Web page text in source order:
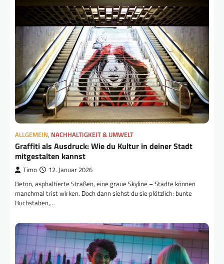
ALLGEMEIN, NACHHALTIGKEIT & UMWELT
Graffiti als Ausdruck: Wie du Kultur in deiner Stadt
mitgestalten kannst
Timo 12. Januar 2026
Beton, asphaltierte Straßen, eine graue Skyline – Städte können
manchmal trist wirken. Doch dann siehst du sie plötzlich: bunte
Buchstaben,…